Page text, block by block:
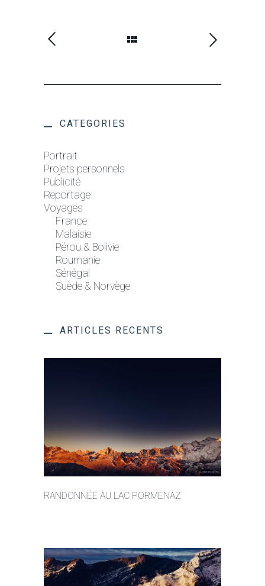
CATEGORIES
Portrait
Projets personnels
Publicité
Reportage
Voyages
France
Malaisie
Pérou & Bolivie
Roumanie
Sénégal
Suède & Norvège
ARTICLES RECENTS
RANDONNÉE AU LAC PORMENAZ